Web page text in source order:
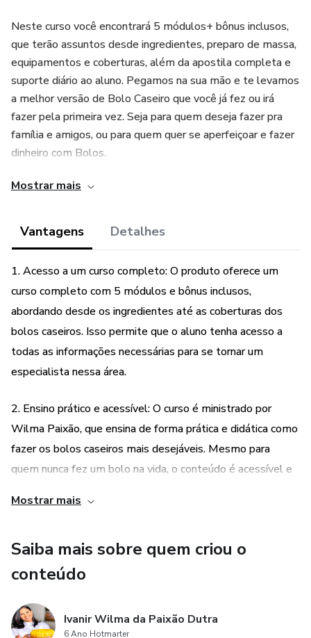
Neste curso você encontrará 5 módulos+ bônus inclusos,
que terão assuntos desde ingredientes, preparo de massa,
equipamentos e coberturas, além da apostila completa e
suporte diário ao aluno. Pegamos na sua mão e te levamos
a melhor versão de Bolo Caseiro que você já fez ou irá
fazer pela primeira vez. Seja para quem deseja fazer pra
família e amigos, ou para quem quer se aperfeiçoar e fazer
dinheiro com Bolos.
Mostrar mais
Vantagens Detalhes
1. Acesso a um curso completo: O produto oferece um
curso completo com 5 módulos e bônus inclusos,
abordando desde os ingredientes até as coberturas dos
bolos caseiros. Isso permite que o aluno tenha acesso a
todas as informações necessárias para se tornar um
especialista nessa área.
2. Ensino prático e acessível: O curso é ministrado por
Wilma Paixão, que ensina de forma prática e didática como
fazer os bolos caseiros mais desejáveis. Mesmo para
quem nunca fez um bolo na vida, o conteúdo é acessível e
aprender e se tornar um expert em bolos caseiros.
3. Apostila completa e suporte diário: Além do curso em
vídeo, o produto também oferece uma apostila completa,
disso, há suporte diário ao aluno, o que significa que eles
podem tirar dúvidas e receber orientações diretamente da
Mostrar mais
Saiba mais sobre quem criou o
conteúdo
Ivanir Wilma da Paixão Dutra
6 Ano Hotmarter